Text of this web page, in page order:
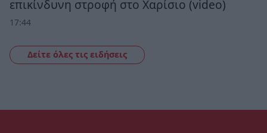
επικίνδυνη στροφή στο Χαρίσιο (video)
17:44
Δείτε όλες τις ειδήσεις